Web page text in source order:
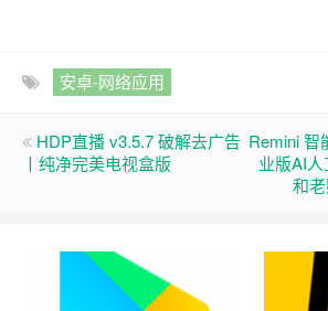
安卓-网络应用
HDP直播 v3.5.7 破解去广告
丨纯净完美电视盒版
Remini 智
业版AI
和